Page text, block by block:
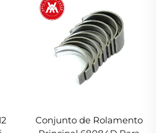
Conjunto de Rolamento